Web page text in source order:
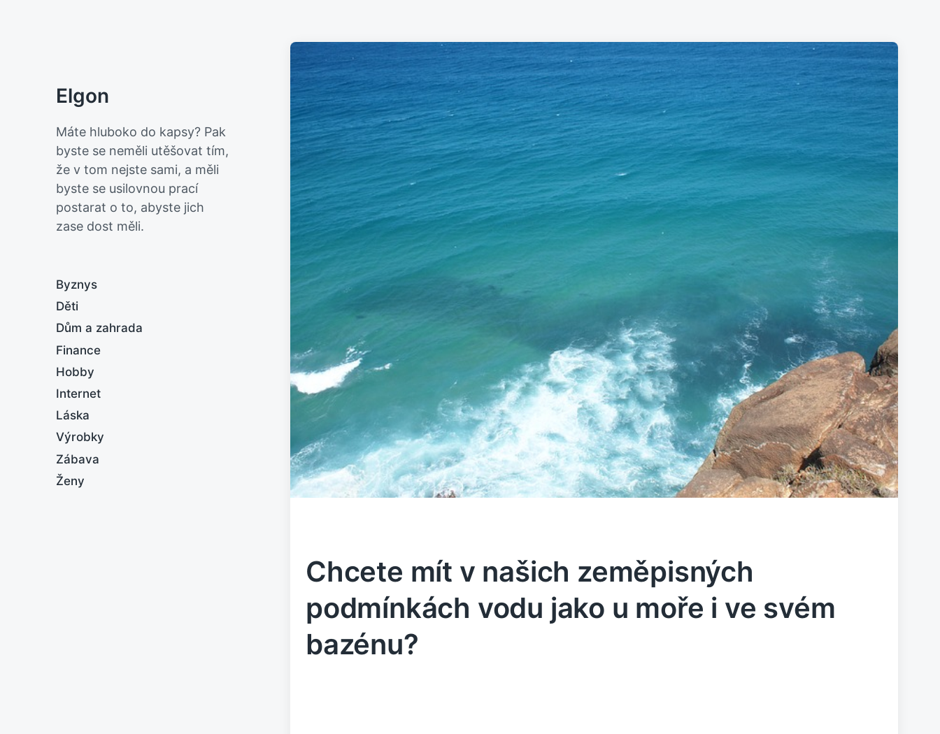
Elgon
Máte hluboko do kapsy? Pak
byste se neměli utěšovat tím,
že v tom nejste sami, a měli
byste se usilovnou prací
postarat o to, abyste jich
zase dost měli.
Byznys
Děti
Dům a zahrada
Finance
Hobby
Internet
Láska
Výrobky
Zábava
Ženy
Chcete mít v našich zeměpisných
podmínkách vodu jako u moře i ve svém
bazénu?